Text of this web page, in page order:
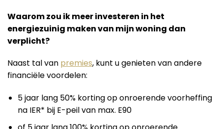
Waarom zou ik meer investeren in het
energiezuinig maken van mijn woning dan
verplicht?
Naast tal van premies, kunt u genieten van andere
financiële voordelen:
5 jaar lang 50% korting op onroerende voorheffing
na IER* bij E-peil van max. E90